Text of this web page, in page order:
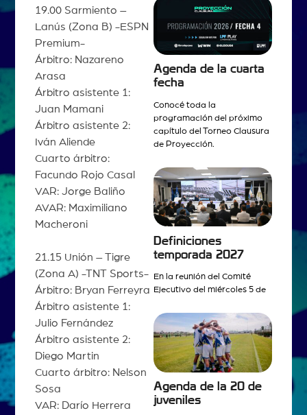
19.00 Sarmiento –
Lanús (Zona B) -ESPN
Premium-
Árbitro: Nazareno
Arasa
Árbitro asistente 1:
Juan Mamani
Árbitro asistente 2:
Iván Aliende
Cuarto árbitro:
Facundo Rojo Casal
VAR: Jorge Baliño
AVAR: Maximiliano
Macheroni
21.15 Unión – Tigre
(Zona A) -TNT Sports-
Árbitro: Bryan Ferreyra
Árbitro asistente 1:
Julio Fernández
Árbitro asistente 2:
Diego Martin
Cuarto árbitro: Nelson
Sosa
VAR: Darío Herrera
Agenda de la cuarta
fecha
Conocé toda la
programación del próximo
capítulo del Torneo Clausura
de Proyección.
Definiciones
temporada 2027
En la reunión del Comité
Ejecutivo del miércoles 5 de
Agenda de la 20 de
juveniles